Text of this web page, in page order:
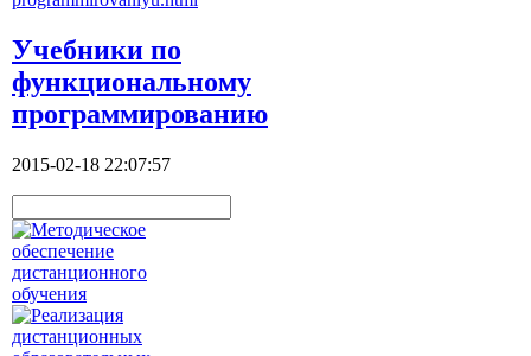
Учебники по
функциональному
программированию
2015-02-18 22:07:57